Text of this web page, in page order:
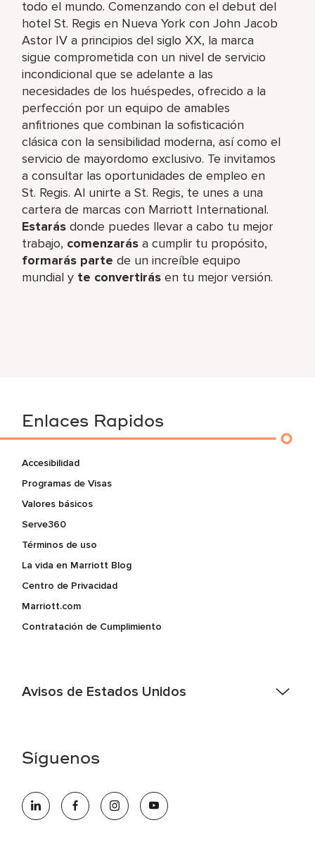
todo el mundo. Comenzando con el debut del
hotel St. Regis en Nueva York con John Jacob
Astor IV a principios del siglo XX, la marca
sigue comprometida con un nivel de servicio
incondicional que se adelante a las
necesidades de los huéspedes, ofrecido a la
perfección por un equipo de amables
anfitriones que combinan la sofisticación
clásica con la sensibilidad moderna, así como el
servicio de mayordomo exclusivo. Te invitamos
a consultar las oportunidades de empleo en
St. Regis. Al unirte a St. Regis, te unes a una
cartera de marcas con Marriott International.
Estarás donde puedes llevar a cabo tu mejor
trabajo,​ comenzarás a cumplir tu propósito,
formarás parte de un increíble​ equipo
mundial y te convertirás en tu mejor versión.
Enlaces Rapidos
Accesibilidad
Programas de Visas
Valores básicos
Serve360
Términos de uso
La vida en Marriott Blog
Centro de Privacidad
Marriott.com
Contratación de Cumplimiento
Avisos de Estados Unidos
electrónico hqaffirmativeaction@marriott.com
oportunidades que se compromete a contratar una fuerza
de trabajo diversa y a mantener una cultura inclusiva.
Síguenos